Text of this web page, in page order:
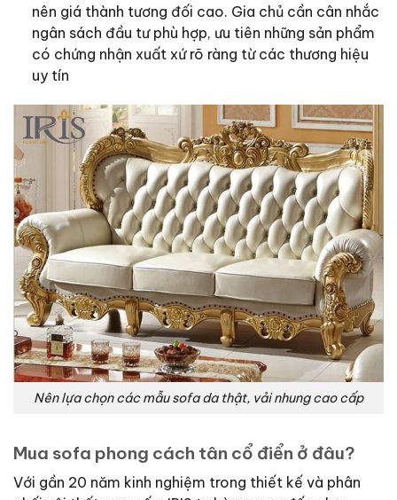
nên giá thành tương đối cao. Gia chủ cần cân nhắc
ngân sách đầu tư phù hợp, ưu tiên những sản phẩm
có chứng nhận xuất xứ rõ ràng từ các thương hiệu
uy tín
Nên lựa chọn các mẫu sofa da thật, vải nhung cao cấp
Mua sofa phong cách tân cổ điển ở đâu?
Với gần 20 năm kinh nghiệm trong thiết kế và phân